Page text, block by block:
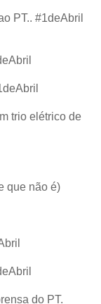
PT.. #1deAbril
trio elétrico de
que não é)
do PT.